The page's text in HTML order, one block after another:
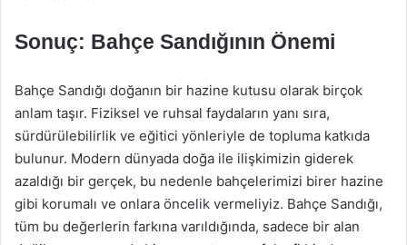
Sonuç: Bahçe Sandığının Önemi
Bahçe Sandığı doğanın bir hazine kutusu olarak birçok
anlam taşır. Fiziksel ve ruhsal faydaların yanı sıra,
sürdürülebilirlik ve eğitici yönleriyle de topluma katkıda
bulunur. Modern dünyada doğa ile ilişkimizin giderek
azaldığı bir gerçek, bu nedenle bahçelerimizi birer hazine
gibi korumalı ve onlara öncelik vermeliyiz. Bahçe Sandığı,
tüm bu değerlerin farkına varıldığında, sadece bir alan